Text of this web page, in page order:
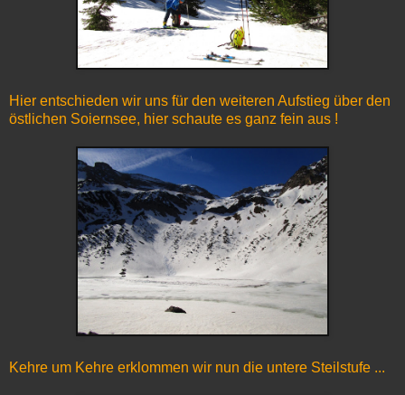
Hier entschieden wir uns für den weiteren Aufstieg über den
östlichen Soiernsee, hier schaute es ganz fein aus !
Kehre um Kehre erklommen wir nun die untere Steilstufe ...